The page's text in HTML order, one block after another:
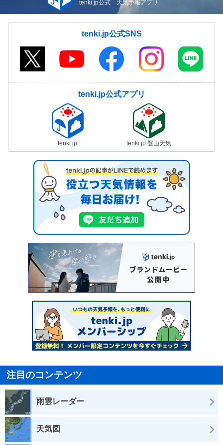
tenki.jp公式 天気予報アプリ
tenki.jp公式SNS
tenki.jp公式アプリ
tenki.jp tenki.jp 登山天気
注目のコンテンツ
雨雲レーダー
天気図